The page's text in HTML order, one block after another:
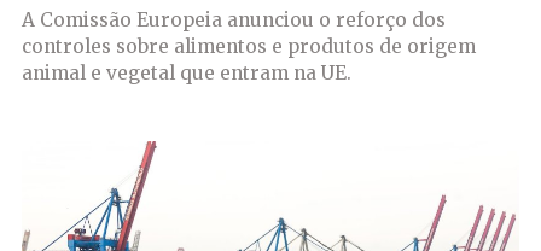
A Comissão Europeia anunciou o reforço dos
controles sobre alimentos e produtos de origem
animal e vegetal que entram na UE.